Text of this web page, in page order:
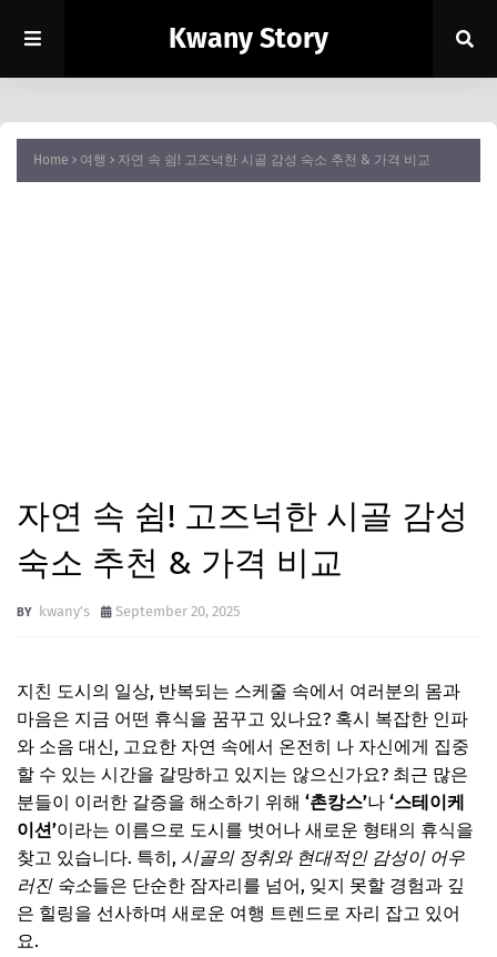
Kwany Story
Home 여행 자연 속 쉼! 고즈넉한 시골 감성 숙소 추천 & 가격 비교
자연 속 쉼! 고즈넉한 시골 감성
숙소 추천 & 가격 비교
kwany's September 20, 2025
지친 도시의 일상, 반복되는 스케줄 속에서 여러분의 몸과
마음은 지금 어떤 휴식을 꿈꾸고 있나요? 혹시 복잡한 인파
와 소음 대신, 고요한 자연 속에서 온전히 나 자신에게 집중
할 수 있는 시간을 갈망하고 있지는 않으신가요? 최근 많은
분들이 이러한 갈증을 해소하기 위해 ‘촌캉스’나 ‘스테이케
이션’이라는 이름으로 도시를 벗어나 새로운 형태의 휴식을
찾고 있습니다. 특히, 시골의 정취와 현대적인 감성이 어우
러진 숙소들은 단순한 잠자리를 넘어, 잊지 못할 경험과 깊
은 힐링을 선사하며 새로운 여행 트렌드로 자리 잡고 있어
요.